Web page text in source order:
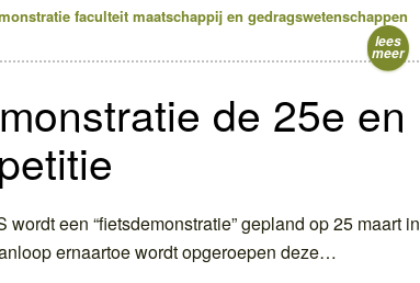
faculteit maatschappij en gedragswetenschappen
lees
meer
de 25e en
wordt een “fietsdemonstratie” gepland op 25 maart in
ernaartoe wordt opgeroepen deze…